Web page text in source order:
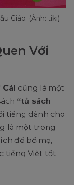
Giáo. (Ảnh: tiki)
Với
Cái cũng là một
“tủ sách
tiếng dành cho
là một trong
để bố mẹ,
tiếng Việt tốt